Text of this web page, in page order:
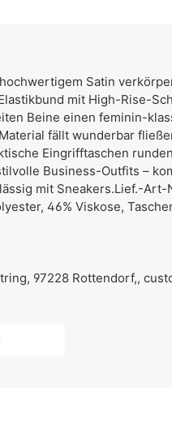
Satin
mit High-Rise-
Beine einen feminin-
fällt wunderbar
Eingrifftaschen
Business-Outfits –
mit Sneakers.Lief.-Art-
46% Viskose,
97228 Rottendorf,,